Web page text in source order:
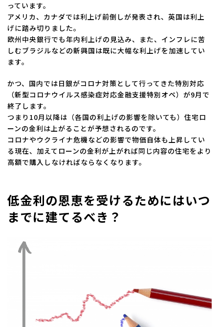
っています。
アメリカ、カナダでは利上げ前倒しが発表され、英国は利上
げに踏み切りました。
欧州中央銀行でも年内利上げの見込み、また、インフレに苦
しむブラジルなどの新興国は既に大幅な利上げを加速してい
ます。
かつ、国内では日銀がコロナ対策として行ってきた特別対応
（新型コロナウイルス感染症対応金融支援特別オペ）が9月で
終了します。
つまり10月以降は（各国の利上げの影響を除いても）住宅ロ
ーンの金利は上がることが予想されるのです。
コロナやウクライナ危機などの影響で物価自体も上昇してい
る現在、加えてローンの金利が上がれば同じ内容の住宅をより
高額で購入しなければならなくなります。
低金利の恩恵を受けるためにはいつ
までに建てるべき？